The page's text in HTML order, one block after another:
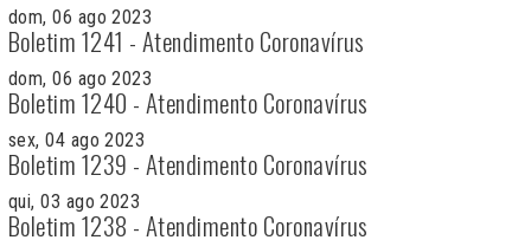
dom, 06 ago 2023
Boletim 1241 - Atendimento Coronavírus
dom, 06 ago 2023
Boletim 1240 - Atendimento Coronavírus
sex, 04 ago 2023
Boletim 1239 - Atendimento Coronavírus
qui, 03 ago 2023
Boletim 1238 - Atendimento Coronavírus